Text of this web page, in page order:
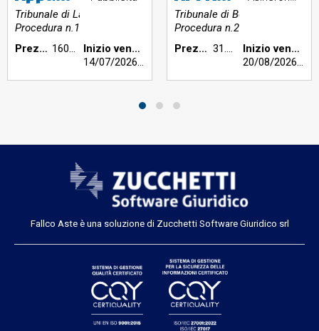
Tribunale di Latina
Procedura n.158/2024
Prezzo base €:
Inizio vendita:
Tribunale di Bergamo
Procedura n.258/2024
Prezzo base €:
Inizio vendita:
Fallco Aste è una soluzione di Zucchetti Software Giuridico srl